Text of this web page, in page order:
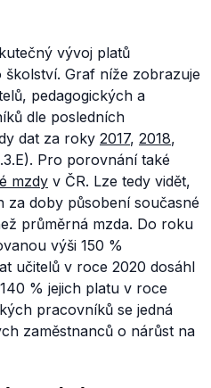
vývoj platů
školství. Graf níže zobrazuje
pedagogických a
dle posledních
dat za roky 2017, 2018,
Pro porovnání také
mzdy v ČR. Lze tedy vidět,
za doby působení současné
průměrná mzda. Do roku
výši 150 %
učitelů v roce 2020 dosáhl
% jejich platu v roce
pracovníků se jedná
zaměstnanců o nárůst na